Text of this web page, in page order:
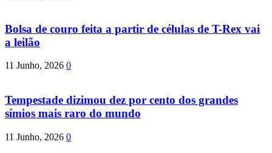
Bolsa de couro feita a partir de células de T-Rex vai
a leilão
11 Junho, 2026 0
Tempestade dizimou dez por cento dos grandes
símios mais raro do mundo
11 Junho, 2026 0